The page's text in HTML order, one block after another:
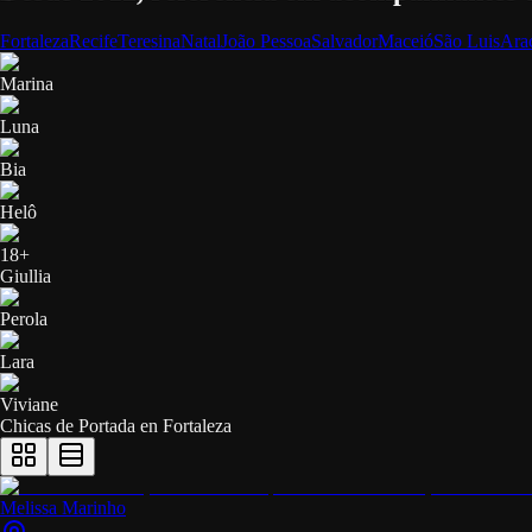
FortalezaRecifeTeresinaNatalJoão PessoaSalvadorMaceióSão Luis
Marina
Luna
Bia
Helô
18+
Giullia
Perola
Lara
Viviane
Chicas de Portada en Fortaleza
Melissa Marinho